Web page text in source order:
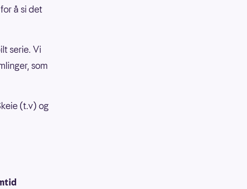
å si det
serie. Vi
som
(t.v) og